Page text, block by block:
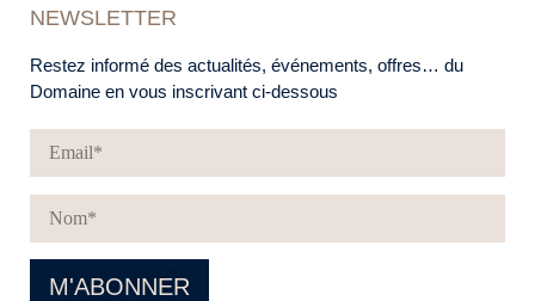
NEWSLETTER
Restez informé des actualités, événements, offres… du
Domaine en vous inscrivant ci-dessous